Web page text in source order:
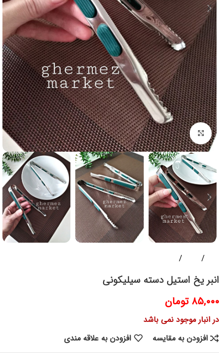
برای بزرگنمایی کلیک کنید
انبر یخ استیل دسته سیلیکونی
۸۵,۰۰۰ تومان
در انبار موجود نمی باشد
افزودن به مقایسه
افزودن به علاقه مندی